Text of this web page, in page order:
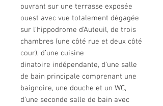
ouvrant sur une terrasse exposée
ouest avec vue totalement dégagée
sur l’hippodrome d’Auteuil, de trois
chambres (une côté rue et deux côté
cour), d’une cuisine
dinatoire indépendante, d’une salle
de bain principale comprenant une
baignoire, une douche et un WC,
d’une seconde salle de bain avec